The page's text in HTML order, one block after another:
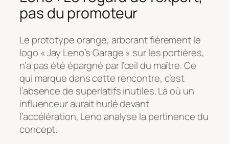
pas du promoteur
Le prototype orange, arborant fièrement le
logo « Jay Leno’s Garage » sur les portières,
n’a pas été épargné par l’œil du maître. Ce
qui marque dans cette rencontre, c’est
l’absence de superlatifs inutiles. Là où un
influenceur aurait hurlé devant
l’accélération, Leno analyse la pertinence du
concept.